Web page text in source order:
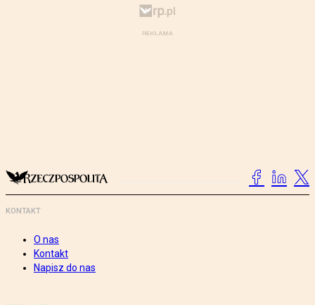
KONTAKT
O nas
Kontakt
Napisz do nas